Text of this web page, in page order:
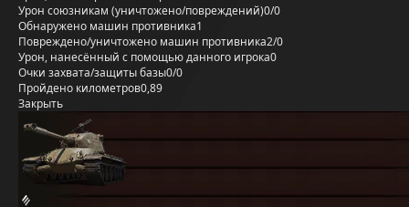
Урон союзникам (уничтожено/повреждений)0/0
Обнаружено машин противника1
Повреждено/уничтожено машин противника2/0
Урон, нанесённый с помощью данного игрока0
Очки захвата/защиты базы0/0
Пройдено километров0,89
Закрыть